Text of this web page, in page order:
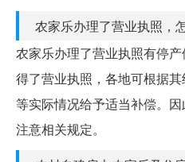
农家乐办理了营业执照，
农家乐办理了营业执照有停
得了营业执照，各地可根据
等实际情况给予适当补偿。
注意相关规定。